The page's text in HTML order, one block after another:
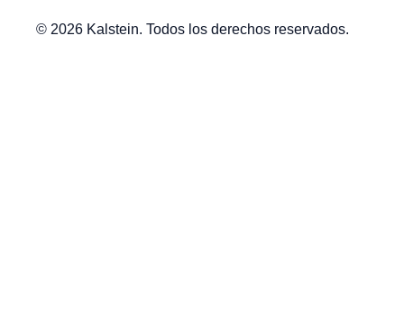
© 2026 Kalstein. Todos los derechos reservados.